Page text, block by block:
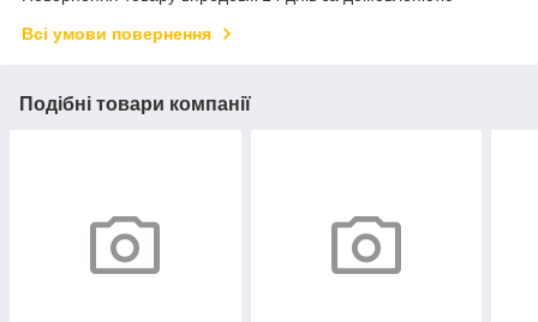
Всі умови повернення
Подібні товари компанії